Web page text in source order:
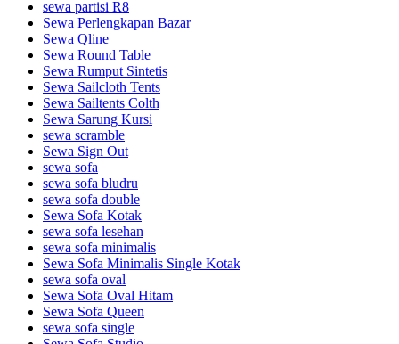
sewa partisi R8
Sewa Perlengkapan Bazar
Sewa Qline
Sewa Round Table
Sewa Rumput Sintetis
Sewa Sailcloth Tents
Sewa Sailtents Colth
Sewa Sarung Kursi
sewa scramble
Sewa Sign Out
sewa sofa
sewa sofa bludru
sewa sofa double
Sewa Sofa Kotak
sewa sofa lesehan
sewa sofa minimalis
Sewa Sofa Minimalis Single Kotak
sewa sofa oval
Sewa Sofa Oval Hitam
Sewa Sofa Queen
sewa sofa single